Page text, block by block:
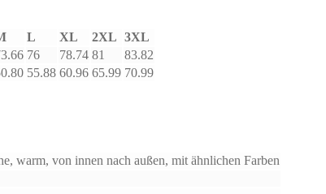
L XL 2XL 3XL
76 78.74 81
83.82
55.88 60.96 65.99 70.99
warm, von innen nach außen, mit ähnlichen Farben